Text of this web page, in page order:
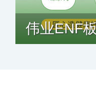
伟业ENF